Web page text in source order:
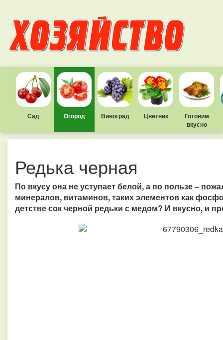
Сад Огород Виноград Цветник
Готовим
вкусно
Редька черная
По вкусу она не уступает белой, а по пользе –
минералов, витаминов, таких элементов как
детстве сок черной редьки с медом? И вкусно, и